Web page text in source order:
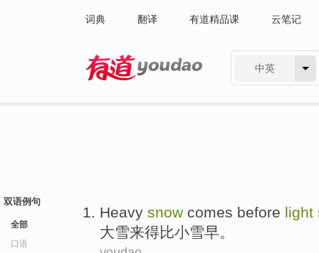
词典 翻译 有道精品课 云笔记
中英
双语例句
全部
口语
Heavy snow comes before light
大雪来得比小雪早。